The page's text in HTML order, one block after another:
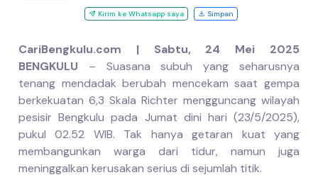
Kirim ke Whatsapp saya Simpan
CariBengkulu.com | Sabtu, 24 Mei 2025
BENGKULU – Suasana subuh yang seharusnya
tenang mendadak berubah mencekam saat gempa
berkekuatan 6,3 Skala Richter mengguncang wilayah
pesisir Bengkulu pada Jumat dini hari (23/5/2025),
pukul 02.52 WIB. Tak hanya getaran kuat yang
membangunkan warga dari tidur, namun juga
meninggalkan kerusakan serius di sejumlah titik.